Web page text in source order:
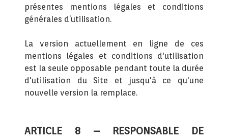
présentes mentions légales et conditions
générales d’utilisation.
La version actuellement en ligne de ces
mentions légales et conditions d'utilisation
est la seule opposable pendant toute la durée
d'utilisation du Site et jusqu'à ce qu'une
nouvelle version la remplace.
ARTICLE 8 – RESPONSABLE DE